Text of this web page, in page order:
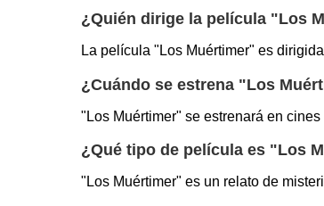
¿Quién dirige la película "Los
La película "Los Muértimer" es
¿Cuándo se estrena "Los
"Los Muértimer" se estrenará en
¿Qué tipo de película es "Los
"Los Muértimer" es un relato de